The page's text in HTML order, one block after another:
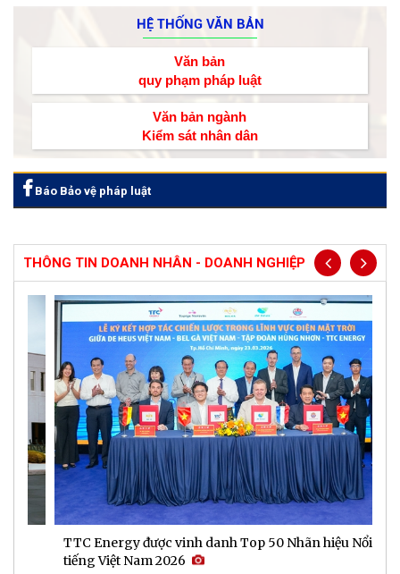
HỆ THỐNG VĂN BẢN
Văn bản
quy phạm pháp luật
Văn bản ngành
Kiểm sát nhân dân
Báo Bảo vệ pháp luật
THÔNG TIN DOANH NHÂN - DOANH NGHIỆP
TTC Energy được vinh danh Top 50 Nhãn hiệu Nổi
tiếng Việt Nam 2026